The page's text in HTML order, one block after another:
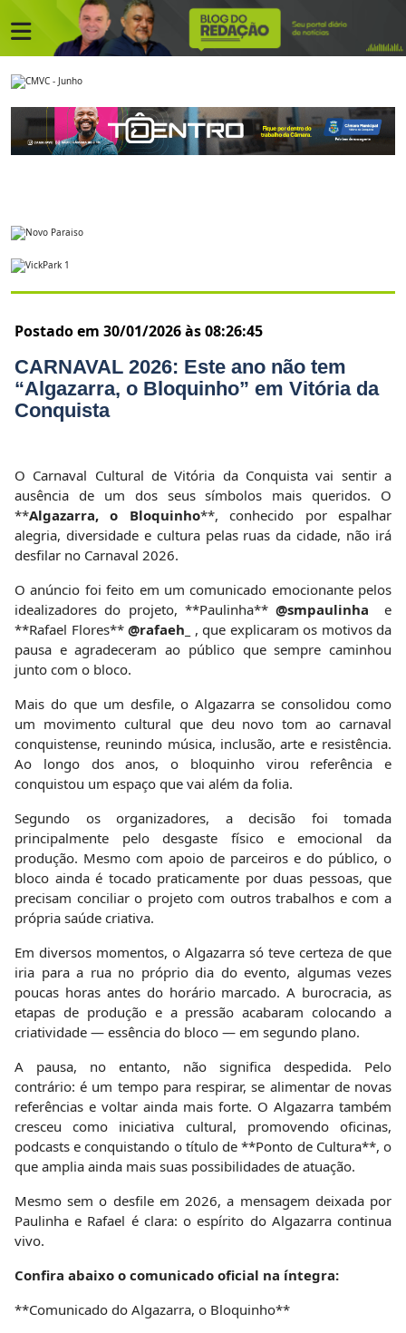
Postado em 30/01/2026 às 08:26:45
CARNAVAL 2026: Este ano não tem
“Algazarra, o Bloquinho” em Vitória da
Conquista
O Carnaval Cultural de Vitória da Conquista vai sentir a
ausência de um dos seus símbolos mais queridos. O
**Algazarra, o Bloquinho**, conhecido por espalhar
alegria, diversidade e cultura pelas ruas da cidade, não irá
desfilar no Carnaval 2026.
O anúncio foi feito em um comunicado emocionante pelos
idealizadores do projeto, **Paulinha**@smpaulinha e
**Rafael Flores** @rafaeh_
, que explicaram os motivos da
pausa e agradeceram ao público que sempre caminhou
junto com o bloco.
Mais do que um desfile, o Algazarra se consolidou como
um movimento cultural que deu novo tom ao carnaval
conquistense, reunindo música, inclusão, arte e resistência.
Ao longo dos anos, o bloquinho virou referência e
conquistou um espaço que vai além da folia.
Segundo os organizadores, a decisão foi tomada
principalmente pelo desgaste físico e emocional da
produção. Mesmo com apoio de parceiros e do público, o
bloco ainda é tocado praticamente por duas pessoas, que
precisam conciliar o projeto com outros trabalhos e com a
própria saúde criativa.
Em diversos momentos, o Algazarra só teve certeza de que
iria para a rua no próprio dia do evento, algumas vezes
poucas horas antes do horário marcado. A burocracia, as
etapas de produção e a pressão acabaram colocando a
criatividade — essência do bloco — em segundo plano.
A pausa, no entanto, não significa despedida. Pelo
contrário: é um tempo para respirar, se alimentar de novas
referências e voltar ainda mais forte. O Algazarra também
cresceu como iniciativa cultural, promovendo oficinas,
podcasts e conquistando o título de **Ponto de Cultura**, o
que amplia ainda mais suas possibilidades de atuação.
Mesmo sem o desfile em 2026, a mensagem deixada por
Paulinha e Rafael é clara: o espírito do Algazarra continua
vivo.
Confira abaixo o comunicado oficial na íntegra:
**Comunicado do Algazarra, o Bloquinho**